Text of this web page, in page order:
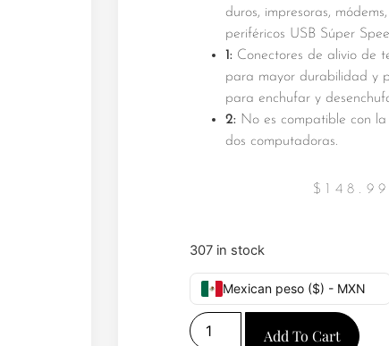
duros, impresoras,
periféricos USB Súper
1: Conectores de alivio de
para mayor durabilidad y
para enchufar y
2: No es compatible con
dos computadoras.
$ 148.99
307 in stock
Mexican peso ($) - MXN
Add To Cart